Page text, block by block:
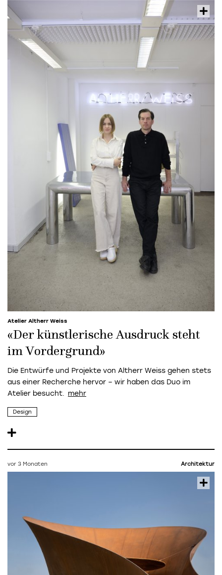
Atelier Altherr Weiss
«Der künstlerische Ausdruck steht
im Vordergrund»
Die Entwürfe und Projekte von Altherr Weiss gehen stets
aus einer Recherche hervor – wir haben das Duo im
Atelier besucht.
Design
vor 3 Monaten Architektur